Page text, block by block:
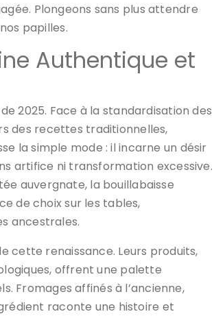
Plongeons sans plus attendre
papilles.
Authentique et
2025. Face à la standardisation des
des recettes traditionnelles,
la simple mode : il incarne un désir
artifice ni transformation excessive.
auvergnate, la bouillabaisse
de choix sur les tables,
ancestrales.
cette renaissance. Leurs produits,
offrent une palette
Fromages affinés à l’ancienne,
raconte une histoire et